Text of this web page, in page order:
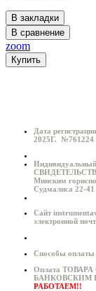
В закладки
В сравнение
zoom
Купить
Дата
2025Г. №761224
Минским
Судмалиса 22-41
Сайт
электронной
Способы оплаты
Оплата
БАНКОВСКИМ
РАБОТАЕМ!!